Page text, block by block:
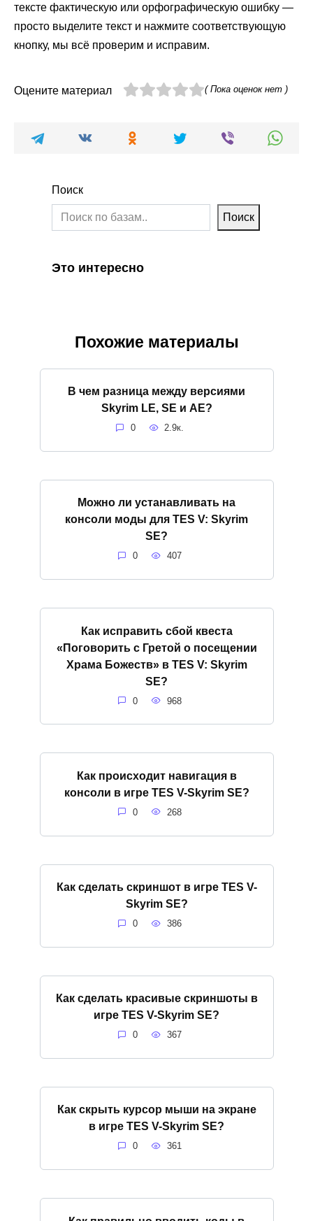
тексте фактическую или орфографическую ошибку —
просто выделите текст и нажмите соответствующую
кнопку, мы всё проверим и исправим.
Оцените материал ( Пока оценок нет )
Поиск
Поиск
Это интересно
Похожие материалы
В чем разница между версиями
Skyrim LE, SE и АЕ?
0 2.9к.
Можно ли устанавливать на
консоли моды для TES V: Skyrim
SE?
0 407
Как исправить сбой квеста
«Поговорить с Гретой о посещении
Храма Божеств» в TES V: Skyrim
SE?
0 968
Как происходит навигация в
консоли в игре ТES V-Skyrim SE?
0 268
Как сделать скриншот в игре ТES V-
Skyrim SE?
0 386
Как сделать красивые скриншоты в
игре ТES V-Skyrim SE?
0 367
Как скрыть курсор мыши на экране
в игре ТES V-Skyrim SE?
0 361